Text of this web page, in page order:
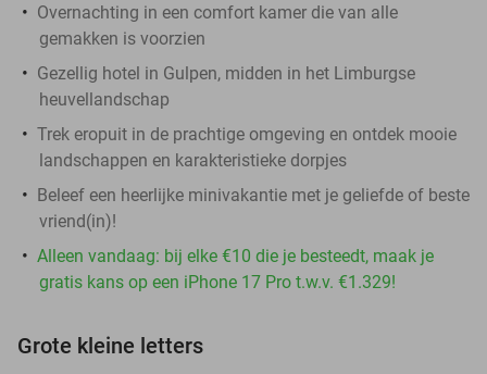
Overnachting in een comfort kamer die van alle
gemakken is voorzien
Gezellig hotel in Gulpen, midden in het Limburgse
heuvellandschap
Trek eropuit in de prachtige omgeving en ontdek mooie
landschappen en karakteristieke dorpjes
Beleef een heerlijke minivakantie met je geliefde of beste
vriend(in)!
Alleen vandaag: bij elke €10 die je besteedt, maak je
gratis kans op een iPhone 17 Pro t.w.v. €1.329!
Grote kleine letters